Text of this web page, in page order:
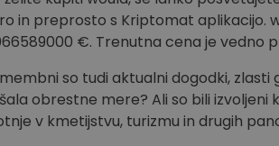
in preprosto s Kriptomat aplikacijo.
€. Trenutna cena je vedno
so tudi aktualni dogodki, zlasti
obrestne mere? Ali so bili izvoljeni
v kmetijstvu, turizmu in drugih